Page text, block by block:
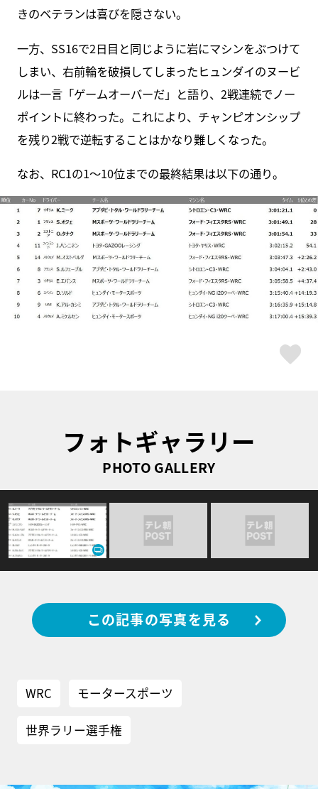
きのベテランは喜びを隠さない。
一方、SS16で2日目と同じように岩にマシンをぶつけて
しまい、右前輪を破損してしまったヒュンダイのヌービ
ルは一言「ゲームオーバーだ」と語り、2戦連続でノー
ポイントに終わった。これにより、チャンピオンシップ
を残り2戦で逆転することはかなり難しくなった。
なお、RC1の1～10位までの最終結果は以下の通り。
フォトギャラリー
PHOTO GALLERY
この記事の写真を見る
WRC モータースポーツ
世界ラリー選手権